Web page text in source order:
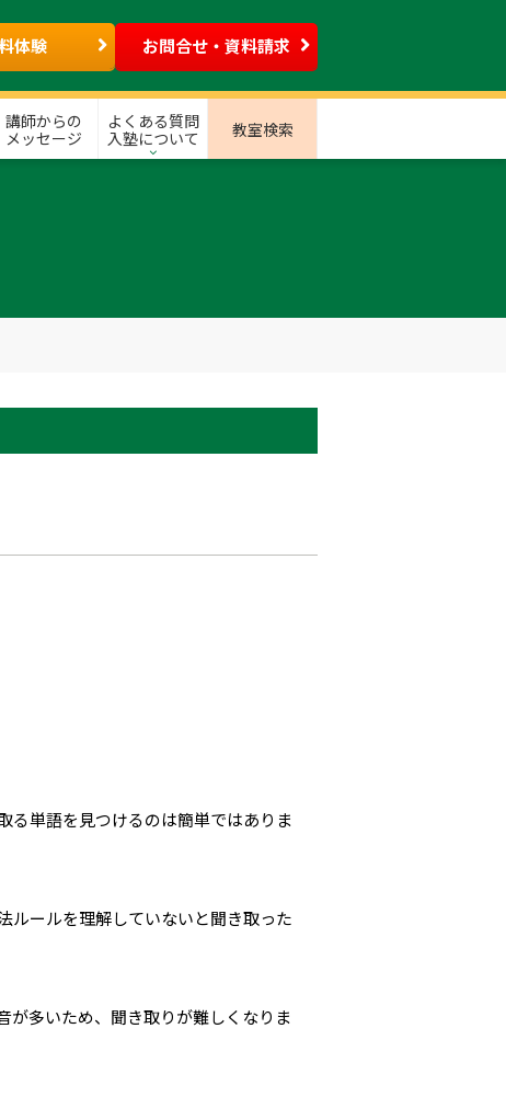
体験 お問合せ・資料請求
講師からの
メッセージ
よくある質問
入塾について
教室検索
る単語を見つけるのは簡単ではありま
ルールを理解していないと聞き取った
が多いため、聞き取りが難しくなりま